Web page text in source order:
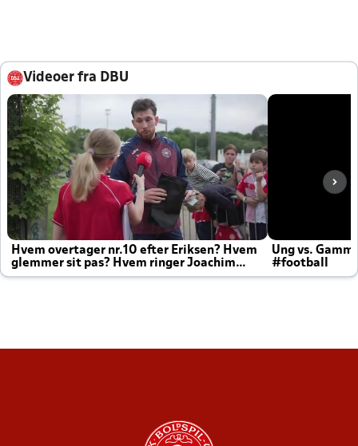
Videoer fra DBU
Hvem overtager nr.10 efter Eriksen? Hvem
glemmer sit pas? Hvem ringer Joachim
altid til efter kampe?
Ung vs.
#football